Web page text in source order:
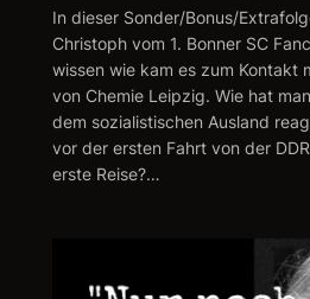
In dieser Sonder/Bonus/
Christoph vom 1. Bonner SC
wissen wie kam es zum Kontakt
von Chemie Leipzig. Wie hat
dem sozialistischen Ausland
vor der ersten Fahrt von der
erste Reise?…